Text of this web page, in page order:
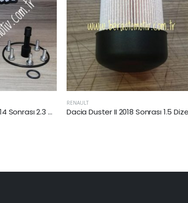
Dacia Duster II 2018 Sonrası 1.5 Dizel Yakıt Filtresi
RENAULT